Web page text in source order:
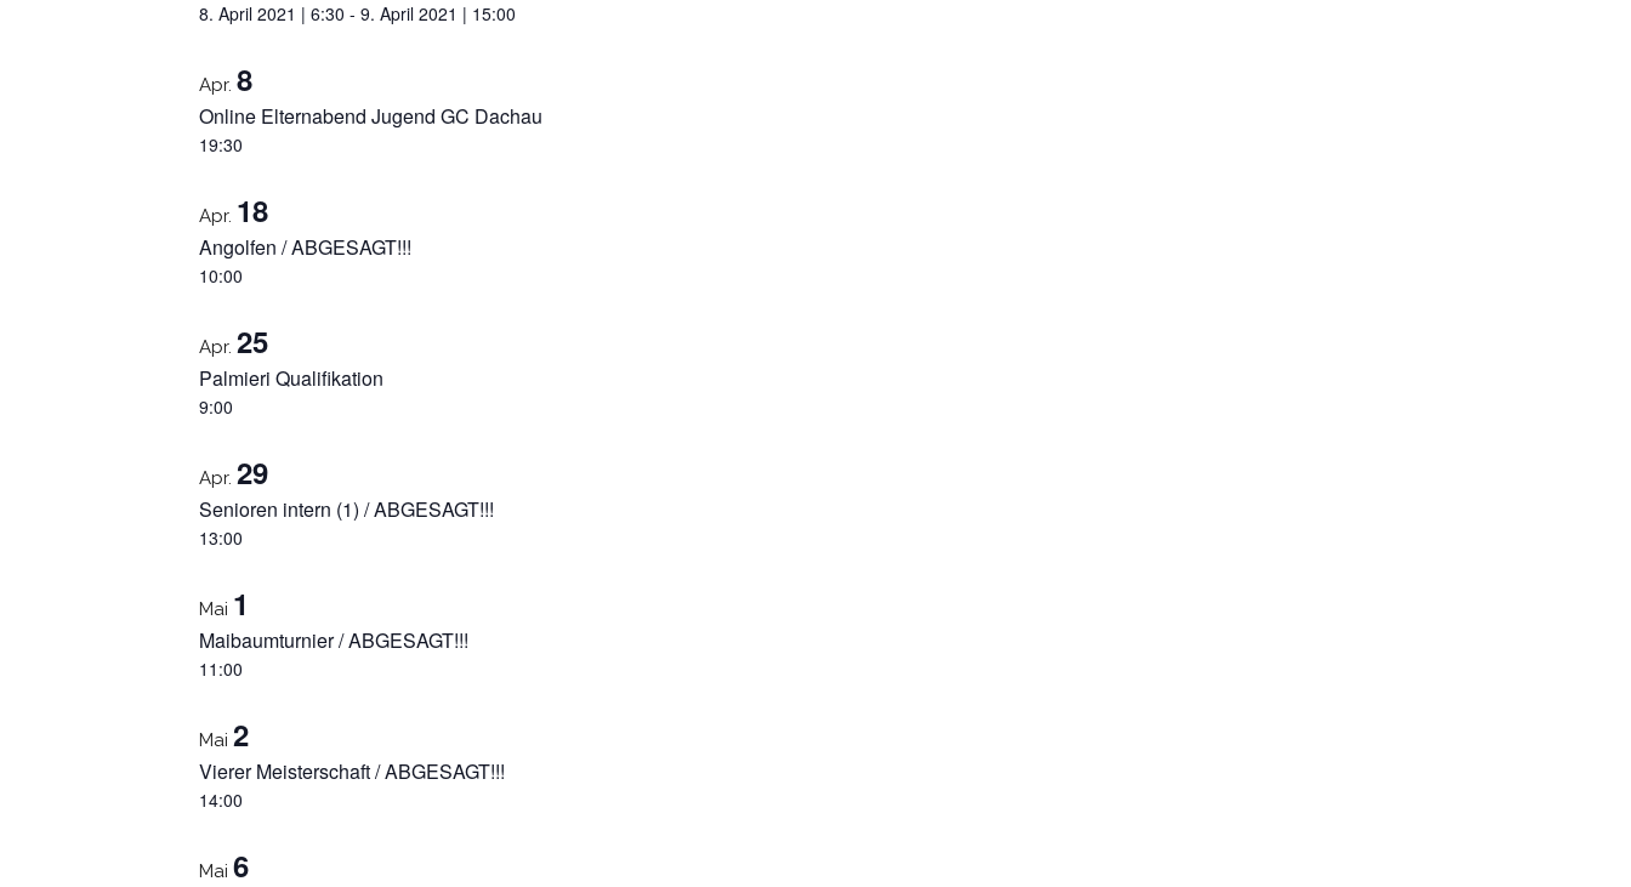
8. April 2021 | 6:30 - 9. April 2021 | 15:00
Apr. 8
Online Elternabend Jugend GC Dachau
19:30
Apr. 18
Angolfen / ABGESAGT!!!
10:00
Apr. 25
Palmieri Qualifikation
9:00
Apr. 29
Senioren intern (1) / ABGESAGT!!!
13:00
Mai 1
Maibaumturnier / ABGESAGT!!!
11:00
Mai 2
Vierer Meisterschaft / ABGESAGT!!!
14:00
Mai 6